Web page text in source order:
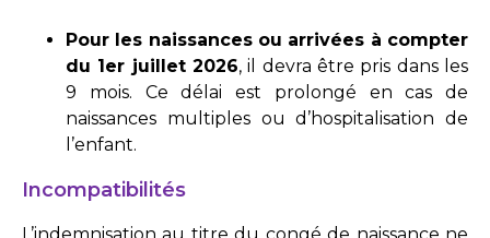
Pour les naissances ou arrivées à compter
du 1er juillet 2026, il devra être pris dans les
9 mois. Ce délai est prolongé en cas de
naissances multiples ou d’hospitalisation de
l’enfant.
Incompatibilités